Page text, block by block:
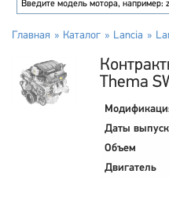
Главная Каталог Lancia
Thema
Даты
Объем
Двигатель